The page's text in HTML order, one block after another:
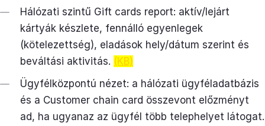
Hálózati szintű Gift cards report: aktív/lejárt
kártyák készlete, fennálló egyenlegek
(kötelezettség), eladások hely/dátum szerint és
beváltási aktivitás. (KB)
Ügyfélközpontú nézet: a hálózati ügyféladatbázis
és a Customer chain card összevont előzményt
ad, ha ugyanaz az ügyfél több telephelyet látogat.